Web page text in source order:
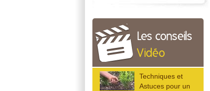
Les conseils
Vidéo
Techniques et
Astuces pour un